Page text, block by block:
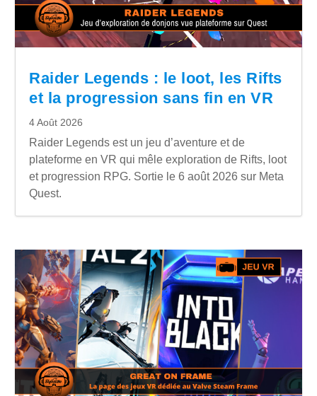
Raider Legends : le loot, les Rifts
et la progression sans fin en VR
4 Août 2026
Raider Legends est un jeu d’aventure et de
plateforme en VR qui mêle exploration de Rifts, loot
et progression RPG. Sortie le 6 août 2026 sur Meta
Quest.